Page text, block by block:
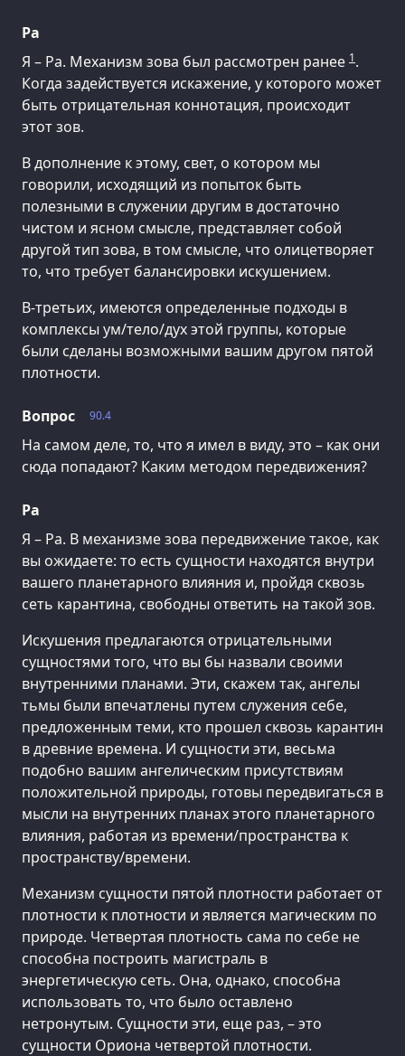
Ра
Я – Ра. Механизм зова был рассмотрен ранее 1.
Когда задействуется искажение, у которого может
быть отрицательная коннотация, происходит
этот зов.
В дополнение к этому, свет, о котором мы
говорили, исходящий из попыток быть
полезными в служении другим в достаточно
чистом и ясном смысле, представляет собой
другой тип зова, в том смысле, что олицетворяет
то, что требует балансировки искушением.
В-третьих, имеются определенные подходы в
комплексы ум/тело/дух этой группы, которые
были сделаны возможными вашим другом пятой
плотности.
90.4
Вопрос
На самом деле, то, что я имел в виду, это – как они
сюда попадают? Каким методом передвижения?
Ра
Я – Ра. В механизме зова передвижение такое, как
вы ожидаете: то есть сущности находятся внутри
вашего планетарного влияния и, пройдя сквозь
сеть карантина, свободны ответить на такой зов.
Искушения предлагаются отрицательными
сущностями того, что вы бы назвали своими
внутренними планами. Эти, скажем так, ангелы
тьмы были впечатлены путем служения себе,
предложенным теми, кто прошел сквозь карантин
в древние времена. И сущности эти, весьма
подобно вашим ангелическим присутствиям
положительной природы, готовы передвигаться в
мысли на внутренних планах этого планетарного
влияния, работая из времени/пространства к
пространству/времени.
Механизм сущности пятой плотности работает от
плотности к плотности и является магическим по
природе. Четвертая плотность сама по себе не
способна построить магистраль в
энергетическую сеть. Она, однако, способна
использовать то, что было оставлено
нетронутым. Сущности эти, еще раз, – это
сущности Ориона четвертой плотности.